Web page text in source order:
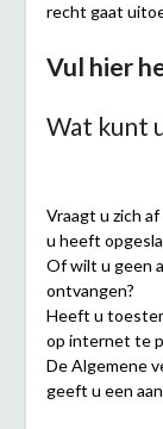
recht gaat
Vul hier
Wat kunt
Vraagt u zich
u heeft
Of wilt u geen
ontvangen?
Heeft u
op internet te
De Algemene
geeft u een